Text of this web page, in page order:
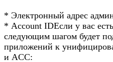
* Электронный адрес
* Account IDЕсли у вас
следующим шагом будет
приложений к
и ACC: